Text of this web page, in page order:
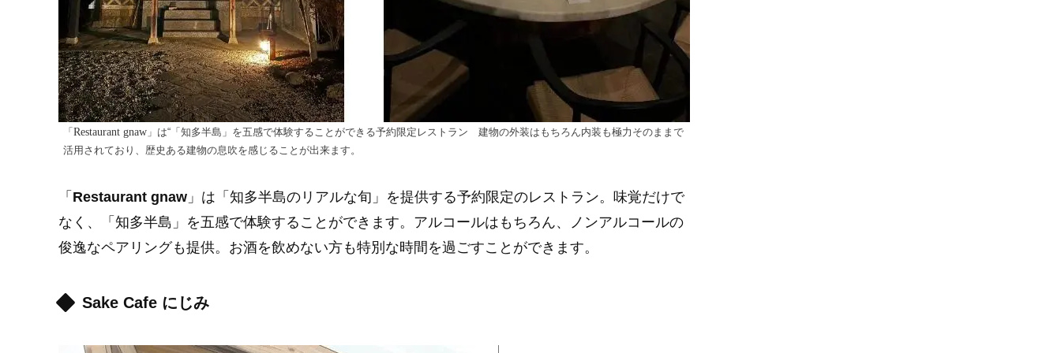
「 Restaurant gnaw 」は“「知多半島」を五感で体験することができる予約限定レストラン 建物の外装はもちろん内装も極力そのままで
活用されており、歴史ある建物の息吹を感じることが出来ます。
「 Restaurant gnaw 」は「知多半島のリアルな旬」を提供する予約限定のレストラン。味覚だけで
なく、「知多半島」を五感で体験することができます。アルコールはもちろん、ノンアルコールの
俊逸なペアリングも提供。お酒を飲めない方も特別な時間を過ごすことができます。
Sake Cafe にじみ